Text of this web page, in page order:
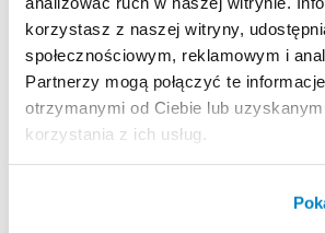
korzystasz z naszej witryny,
społecznościowym, reklamowym i
Partnerzy mogą połączyć te
otrzymanymi od Ciebie lub
korzystania z ich usług.
Zasady wypożyczenia
REGULAMIN
Regulamin wypożyczalni